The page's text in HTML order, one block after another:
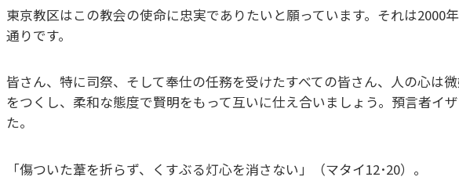
東京教区はこの教会の使命に忠実でありたいと願っています。それは2000
通りです。
皆さん、特に司祭、そして奉仕の任務を受けたすべての皆さん、人の心は
をつくし、柔和な態度で賢明をもって互いに仕え合いましょう。預言者イ
た。
「傷ついた葦を折らず、くすぶる灯心を消さない」（マタイ12･20）。